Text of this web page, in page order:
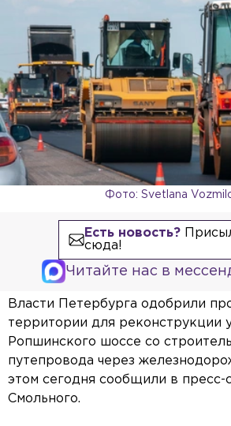
Фото: Svetlana
Есть новость?
сюда!
Читайте нас в
Власти Петербурга одобрили
территории для реконструкции
Ропшинского шоссе со
путепровода через
этом сегодня сообщили в пресс-
Смольного.